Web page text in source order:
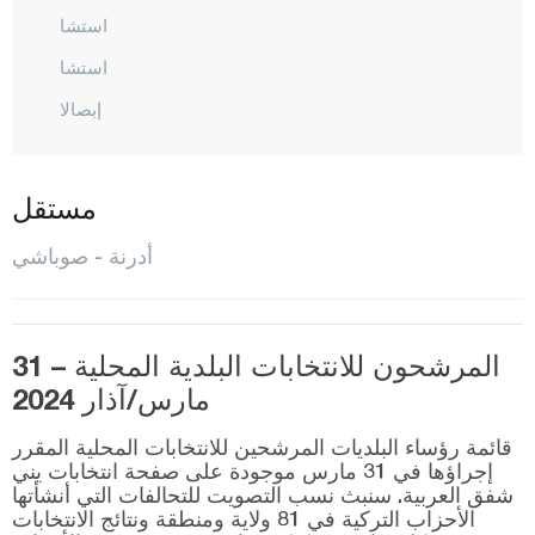
استشا
استشا
إبصالا
لالاباشا
المركز
صوباشي
سولوغلو
أوزونكوبرو
مستقل
أدرنة - صوباشي
المرشحون للانتخابات البلدية المحلية – 31
مارس/آذار 2024
قائمة رؤساء البلديات المرشحين للانتخابات المحلية المقرر
إجراؤها في 31 مارس موجودة على صفحة انتخابات يني
شفق العربية. سنبث نسب التصويت للتحالفات التي أنشأتها
الأحزاب التركية في 81 ولاية ومنطقة ونتائج الانتخابات